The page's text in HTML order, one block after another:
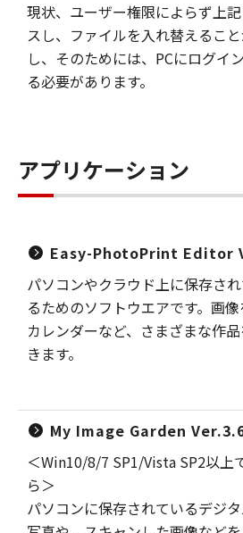
現状、ユーザー権限によらず上
スし、ファイルを入れ替えるこ
し、そのためには、PCにログイ
る必要があります。
アプリケーション
Easy-PhotoPrint Editor
パソコンやクラウド上に保存さ
るためのソフトウエアです。画
カレンダーなど、さまざまな作
きます。
My Image Garden
＜Win10/8/7 SP1/Vista SP2以上
ら＞
パソコンに保存されているデジ